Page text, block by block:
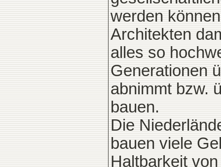
werden
Architekten
alles so
Generationen
abnimmt bzw.
bauen.
Die
bauen viele
Haltbarkeit